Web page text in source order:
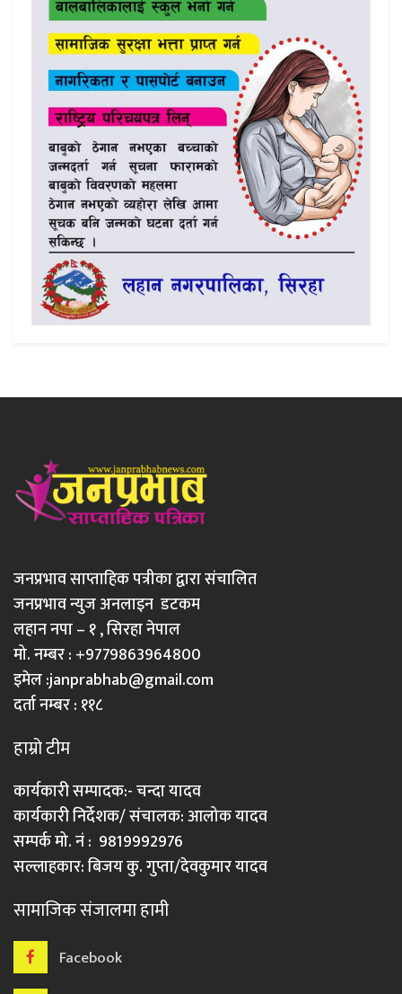
जनप्रभाव साप्ताहिक पत्रीका द्वारा संचालित
जनप्रभाव न्युज अनलाइन डटकम
लहान नपा – १ , सिरहा नेपाल
मो. नम्बर : +9779863964800
इमेल :janprabhab@gmail.com
दर्ता नम्बर : ११८
हाम्रो टीम
कार्यकारी सम्पादक:- चन्दा यादव
कार्यकारी निर्देशक/ संचालक: आलोक यादव
सम्पर्क मो. नं : 9819992976
सल्लाहकार: बिजय कु. गुप्ता/देवकुमार यादव
सामाजिक संजालमा हामी
Facebook